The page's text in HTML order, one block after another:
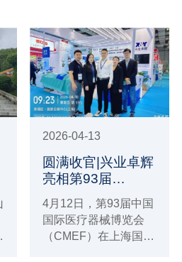
2026-04-13
圆满收官|兴业卓辉
亮相第93届
CMEF，三大医疗
洁净系列守护生命
健康！
4月12日，第93届中国
国际医疗器械博览会
（CMEF）在上海国家